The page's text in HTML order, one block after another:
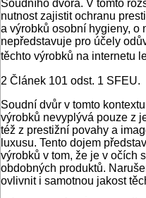
Soudního dvora. V tomto
nutnost zajistit ochranu
a výrobků osobní hygieny, o
nepředstavuje pro účely
těchto výrobků na internetu
2 Článek 101 odst. 1 SFEU.
Soudní dvůr v tomto
výrobků nevyplývá pouze z
též z prestižní povahy a
luxusu. Tento dojem
výrobků v tom, že je v očích
obdobných produktů.
ovlivnit i samotnou jakost